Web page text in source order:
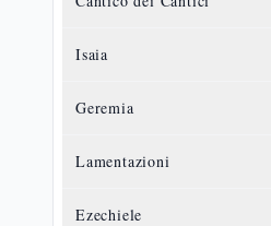
Isaia
Geremia
Lamentazioni
Ezechiele